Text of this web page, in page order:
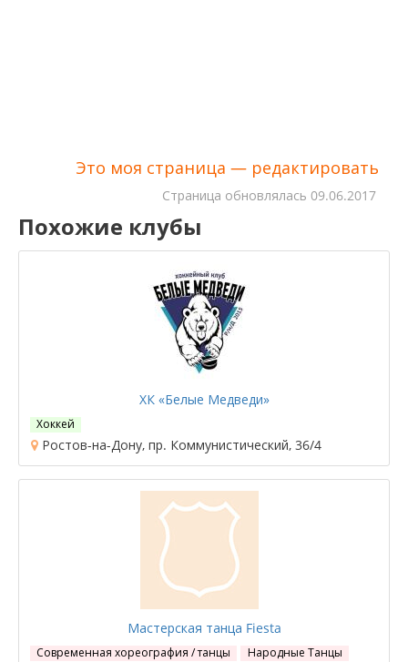
Это моя страница — редактировать
Cтраница обновлялась 09.06.2017
Похожие клубы
ХК «Белые Медведи»
Хоккей
Ростов-на-Дону, пр. Коммунистический, 36/4
Мастерская танца Fiesta
Современная хореография / танцы
Народные Танцы